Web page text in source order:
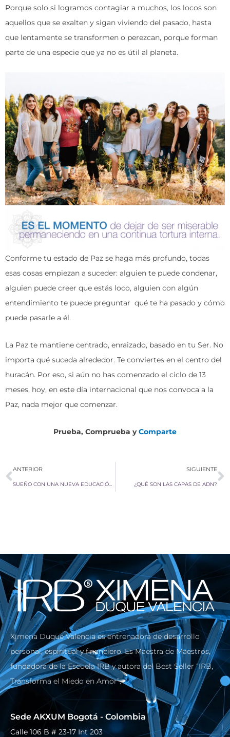
Porque solo si logramos contagiar a muchos, los locos son
aquellos que se exalten y sigan viviendo del pasado, hasta
que lentamente se transformen o perezcan, porque forman
parte de una especie que ya no es útil al planeta.
Conforme tu estado de Paz se haga más profundo, todas
esas cosas empiezan a suceder: alguien te puede condenar,
alguien puede creer que estás loco, alguien con algún
entendimiento te puede preguntar qué te ha pasado y cómo
puede pasarle a él.
La Paz te mantiene centrado, enraizado, basado en tu Ser. No
importa qué suceda alrededor. Te conviertes en el centro del
huracán. Por eso, si aún no has comenzado el ciclo de 13
meses, hoy, en este día internacional que nos convoca a la
Paz, nada mejor que comenzar.
Prueba, Comprueba yComparte
Ant
ANTERIOR SIGUIENTE
¿QUÉ SON LAS CAPAS DE ADN?
Ximena Duque Valencia es entrenadora de desarrollo
personal, espiritual y financiero. Es Maestra de Maestros,
fundadora de la Escuela IRB y autora del Best Seller “IRB,
Transforma el Miedo en Amor”.
Sede AKXUM Bogotá - Colombia
Calle 106 B # 23-17 Int 203